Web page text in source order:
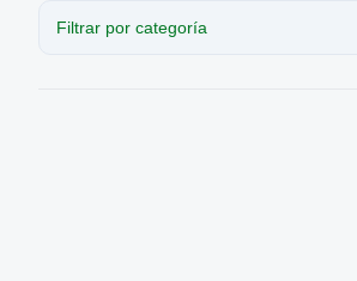
Filtrar por categoría